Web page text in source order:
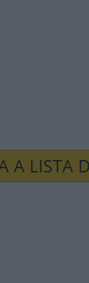
A LISTA